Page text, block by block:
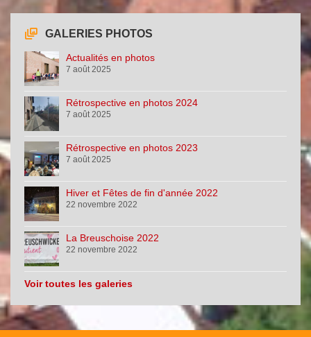
GALERIES PHOTOS
Actualités en photos
7 août 2025
Rétrospective en photos 2024
7 août 2025
Rétrospective en photos 2023
7 août 2025
Hiver et Fêtes de fin d'année 2022
22 novembre 2022
La Breuschoise 2022
22 novembre 2022
Voir toutes les galeries